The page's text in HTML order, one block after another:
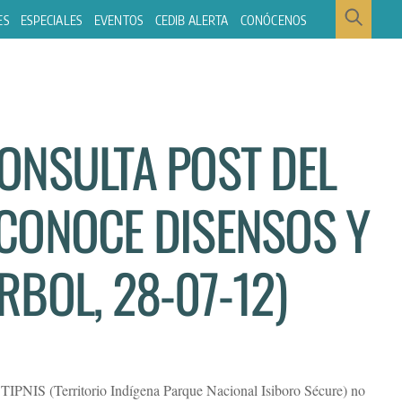
ESPECIALES EVENTOS CEDIB ALERTA CONÓCENOS
POST DEL
DISENSOS Y
28-07-12)
(Territorio Indígena Parque Nacional Isiboro Sécure) no